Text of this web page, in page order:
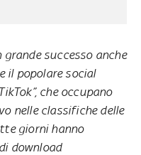
successo anche
il popolare social
che occupano
nelle classifiche delle
giorni hanno
download